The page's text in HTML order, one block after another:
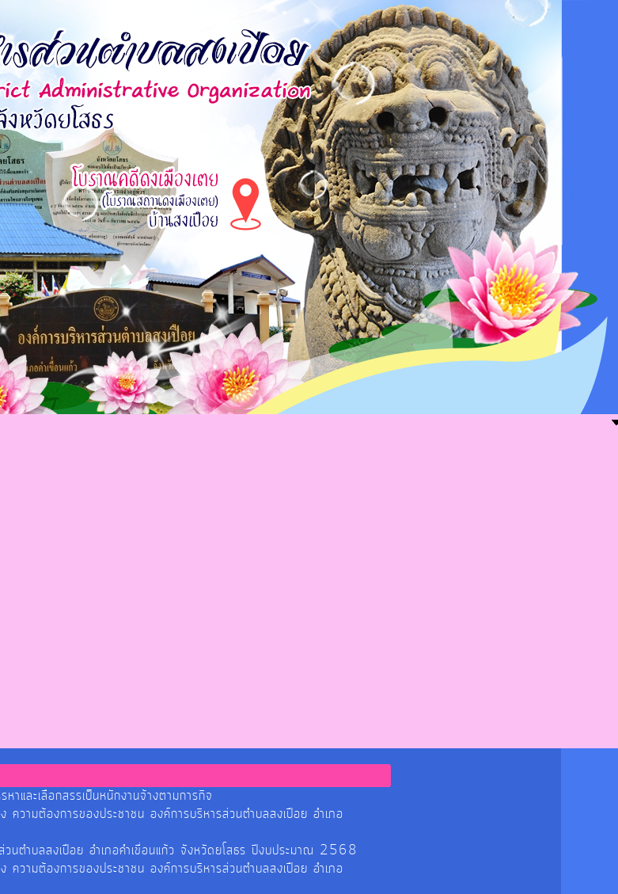
าและเลือกสรรเป็นหนักงานจ้างตามการกิจ
วามต้องการของประชาชน องค์การบริหารส่วนตำบลสงเปือย อำเภอ
วนตำบลสงเปือย อำเภอคำเขื่อนแก้ว จังหวัดยโสธร ปีงบประมาณ 2568
วามต้องการของประชาชน องค์การบริหารส่วนตำบลสงเปือย อำเภอ